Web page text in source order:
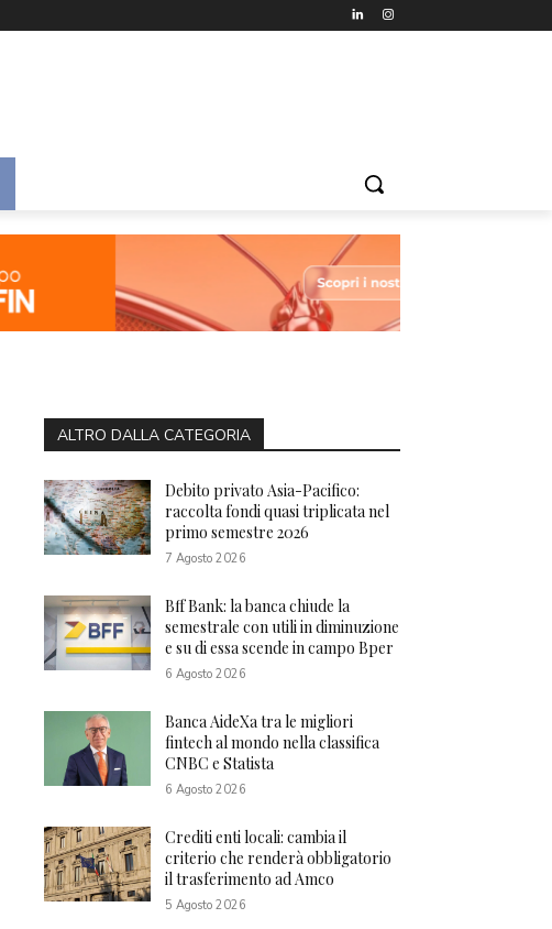
ALTRO DALLA CATEGORIA
Debito privato Asia-Pacifico:
raccolta fondi quasi triplicata nel
primo semestre 2026
7 Agosto 2026
Bff Bank: la banca chiude la
semestrale con utili in diminuzione
e su di essa scende in campo Bper
6 Agosto 2026
Banca AideXa tra le migliori
fintech al mondo nella classifica
CNBC e Statista
6 Agosto 2026
Crediti enti locali: cambia il
criterio che renderà obbligatorio
il trasferimento ad Amco
5 Agosto 2026